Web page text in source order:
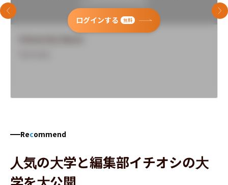
ログインする 無料
前のスライド 次
Recommend
人気の大学と編集部イチオシの大